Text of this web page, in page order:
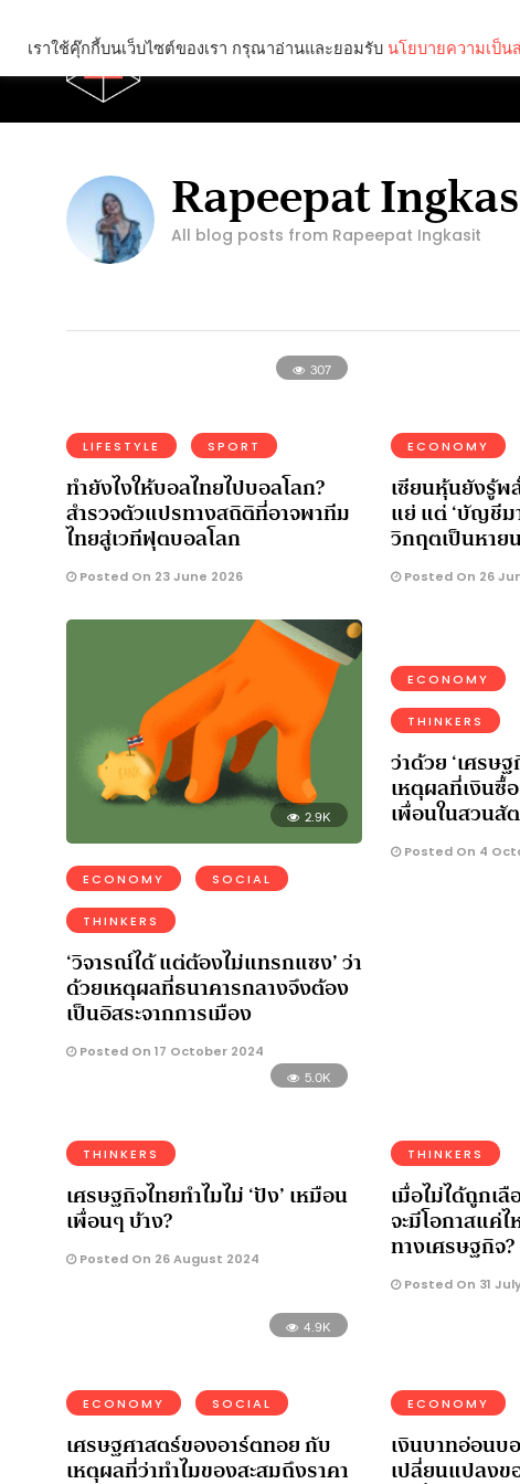
Rapeepat
All blog posts from Rapeepat Ingkasit
307
LIFESTYLE SPORT
ทำยังไงให้บอลไทยไปบอลโลก?
สำรวจตัวแปรทางสถิติที่อาจพาทีม
ไทยสู่เวทีฟุตบอลโลก
Posted On 23 June 2026
ECONOMY
เซียนหุ้นยังรู้พ
แย่ แต่ ‘บัญชีม
วิกฤตเป็นหาย
Posted On 26
2.9K
ECONOMY SOCIAL
THINKERS
‘วิจารณ์ได้ แต่ต้องไม่แทรกแซง’ ว่า
ด้วยเหตุผลที่ธนาคารกลางจึงต้อง
เป็นอิสระจากการเมือง
Posted On 17 October 2024
ECONOMY
THINKERS
ว่าด้วย ‘เศรษ
เหตุผลที่เงินซื้
เพื่อนในสวนสั
Posted On 4
5.0K
THINKERS
เศรษฐกิจไทยทำไมไม่ ‘ปัง’ เหมือน
เพื่อนๆ บ้าง?
Posted On 26 August 2024
THINKERS
เมื่อไม่ได้ถูกเ
จะมีโอกาสแค่
ทางเศรษฐกิจ?
Posted On 31
4.9K
ECONOMY SOCIAL
เศรษฐศาสตร์ของอาร์ตทอย กับ
เหตุผลที่ว่าทำไมของสะสมถึงราคา
ECONOMY
เงินบาทอ่อนบอ
เปลี่ยนแปลงข
เราใช้คุ๊กกี้บนเว็บไซต์ของเรา กรุณาอ่านและยอมรับ นโยบายความเป็น